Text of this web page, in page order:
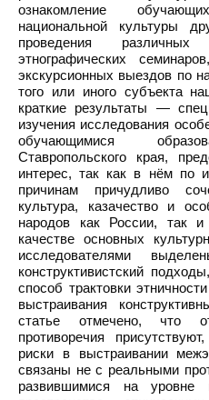
ознакомление
национальной культуры
проведения различных
этнографических
экскурсионных выездов по
того или иного субъекта
краткие результаты —
изучения исследования
обучающимися
Ставропольского края,
интерес, так как в нём по
причинам причудливо
культура, казачество и
народов как России, так
качестве основных
исследователями
конструктивистский
способ трактовки
выстраивания
статье отмечено, что
противоречия
риски в выстраивании
связаны не с реальными
развившимися на уровне